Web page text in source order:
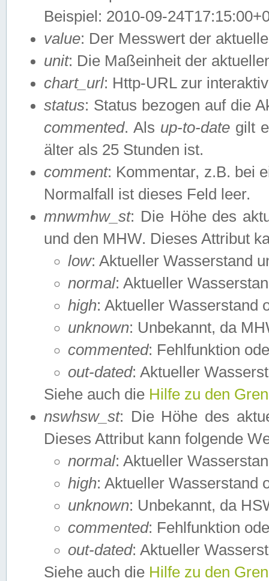
Beispiel: 2010-09-
value: Der Messwert der
unit: Die Maßeinheit der
chart_url: Http-URL zur
status: Status bezogen auf die
commented. Als up-to-date gilt
älter als 25 Stunden ist.
comment: Kommentar, z.B. bei
Normalfall ist dieses Feld leer.
mnwmhw_st: Die Höhe des
und den MHW. Dieses Attribut
low: Aktueller Wasserstand
normal: Aktueller
high: Aktueller Wasserstand
unknown: Unbekannt, da
commented: Fehlfunktion
out-dated: Aktueller
Siehe auch die Hilfe zu den
nswhsw_st: Die Höhe des
Dieses Attribut kann folgende
normal: Aktueller
high: Aktueller Wasserstand
unknown: Unbekannt, da
commented: Fehlfunktion
out-dated: Aktueller
Siehe auch die Hilfe zu den